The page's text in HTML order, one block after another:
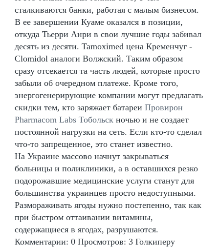
сталкиваются банки, работая с малым бизнесом.
В ее завершении Куаме оказался в позиции,
откуда Тьерри Анри в свои лучшие годы забивал
десять из десяти. Tamoximed цена Кременчуг -
Clomidol аналоги Волжский. Таким образом
сразу отсекается та часть людей, которые просто
забыли об очередном платеже. Кроме того,
энергогенерирующие компании могут предлагать
скидки тем, кто заряжает батареи Провирон
Pharmacom Labs Тобольск ночью и не создает
постоянной нагрузки на сеть. Если кто-то сделал
что-то запрещенное, это станет известно.
На Украине массово начнут закрываться
больницы и поликлиники, а в оставшихся резко
подорожавшие медицинские услуги станут для
большинства украинцев просто недоступными.
Размораживать ягоды нужно постепенно, так как
при быстром оттаивании витамины,
содержащиеся в ягодах, разрушаются.
Комментарии: 0 Просмотров: 3 Голкиперу